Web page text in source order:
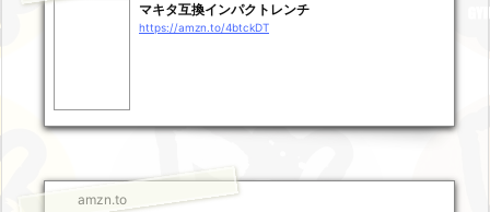
マキタ互換インパクトレンチ
https://amzn.to/4btckDT
amzn.to